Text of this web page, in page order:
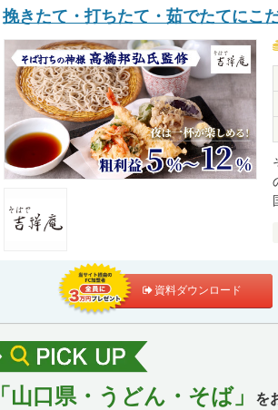
挽きたて・打ちたて・茹でたてにこ
資料ダウンロード
「山口県・うどん・そば」 を